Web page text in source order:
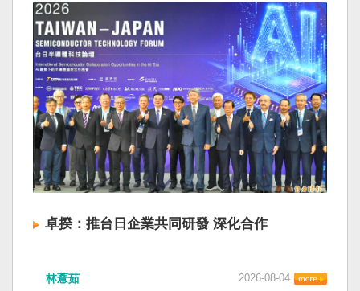
卓揆：推台日企業共同研發 深化合作
林薏茹 2026-08-04